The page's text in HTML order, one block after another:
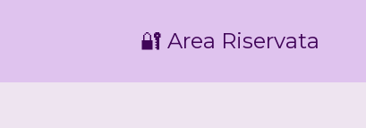
🔐 Area Riservata